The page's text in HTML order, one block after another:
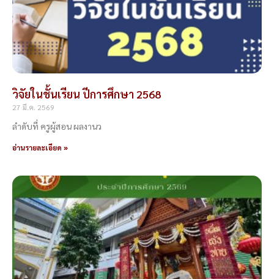
วิจัยในชั้นเรียน ปีการศึกษา 2568
27 มี.ค. 2569
ลำดับที่ ครูผู้สอน ผลงานว
อ่านรายละเอียด »